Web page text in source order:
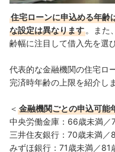
住宅ローンに申込める年齢
な設定は異なります 。また
齢幅に注目して借入先を選
代表的な金融機関の住宅ロ
完済時年齢の上限を紹介しま
＜ 金融機関ごとの申込可能
中央労働金庫：66歳未満／
三井住友銀行：70歳未満／
みずほ銀行：71歳未満／81